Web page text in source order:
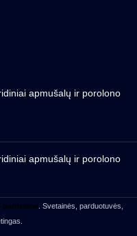
apmušalų ir porolono
apmušalų ir porolono
. Svetainės, parduotuvės,